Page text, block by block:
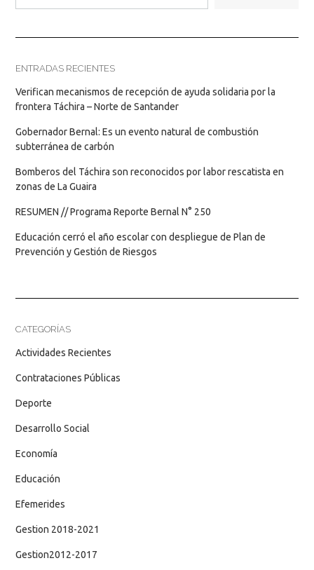
ENTRADAS RECIENTES
Verifican mecanismos de recepción de ayuda solidaria por la
frontera Táchira – Norte de Santander
Gobernador Bernal: Es un evento natural de combustión
subterránea de carbón
Bomberos del Táchira son reconocidos por labor rescatista en
zonas de La Guaira
RESUMEN // Programa Reporte Bernal N° 250
Educación cerró el año escolar con despliegue de Plan de
Prevención y Gestión de Riesgos
CATEGORÍAS
Actividades Recientes
Contrataciones Públicas
Deporte
Desarrollo Social
Economía
Educación
Efemerides
Gestion 2018-2021
Gestion2012-2017